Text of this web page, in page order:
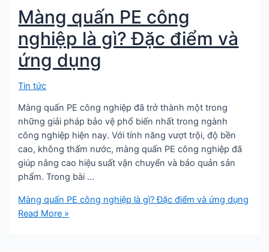
Màng quấn PE công
nghiệp là gì? Đặc điểm và
ứng dụng
Tin tức
Màng quấn PE công nghiệp đã trở thành một trong
những giải pháp bảo vệ phổ biến nhất trong ngành
công nghiệp hiện nay. Với tính năng vượt trội, độ bền
cao, không thấm nước, màng quấn PE công nghiệp đã
giúp nâng cao hiệu suất vận chuyển và bảo quản sản
phẩm. Trong bài …
Màng quấn PE công nghiệp là gì? Đặc điểm và ứng dụng
Read More »